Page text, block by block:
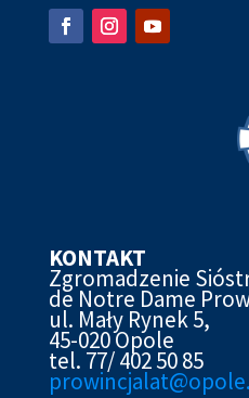
KONTAKT
Zgromadzenie
de Notre Dame
ul. Mały Rynek 5,
45-020 Opole
tel. 77/ 402 50 85